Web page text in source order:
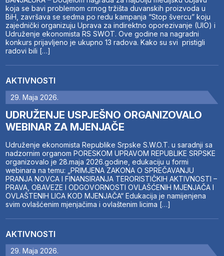
koja se bavi problemom crnog tržišta duvanskih proizvoda u
BiH, završava se sedma po redu kampanja “Stop švercu” koju
zajednički organizuju Uprava za indirektno oporezivanje (UIO) i
Udruženje ekonomista RS SWOT. Ove godine na nagradni
konkurs prijavljeno je ukupno 13 radova. Kako su svi pristigli
radovi bili […]
AKTIVNOSTI
29. Maja 2026.
UDRUŽENJE USPJEŠNO ORGANIZOVALO
WEBINAR ZA MJENJAČE
Udruženje ekonomista Republike Srpske S.W.O.T. u saradnji sa
nadzornim organom PORESKOM UPRAVOM REPUBLIKE SRPSKE
organizovalo je 28.maja 2026.godine, edukaciju u formi
webinara na temu: „PRIMJENA ZAKONA O SPREČAVANJU
PRANJA NOVCA I FINANSIRANJA TERORISTIČKIH AKTIVNOSTI –
PRAVA, OBAVEZE I ODGOVORNOSTI OVLAŠĆENIH MJENJAČA I
OVLAŠTENIH LICA KOD MJENJAČA“ Edukacija je namijenjena
svim ovlašćenim mjenjačima i ovlaštenim licima […]
AKTIVNOSTI
29. Maja 2026.